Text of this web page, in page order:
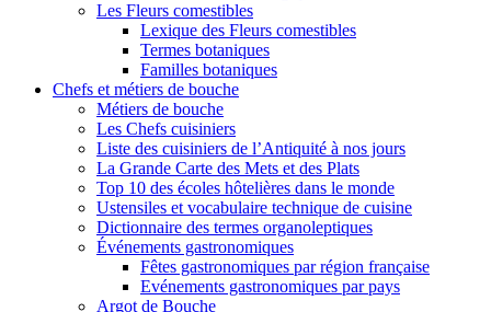
Les Fleurs comestibles
Lexique des Fleurs comestibles
Termes botaniques
Familles botaniques
Chefs et métiers de bouche
Métiers de bouche
Les Chefs cuisiniers
Liste des cuisiniers de l’Antiquité à nos jours
La Grande Carte des Mets et des Plats
Top 10 des écoles hôtelières dans le monde
Ustensiles et vocabulaire technique de cuisine
Dictionnaire des termes organoleptiques
Événements gastronomiques
Fêtes gastronomiques par région française
Evénements gastronomiques par pays
Argot de Bouche